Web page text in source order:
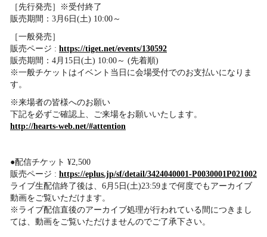
［先行発売］※受付終了
販売期間：3月6日(土) 10:00～
［一般発売］
販売ページ : https://tiget.net/events/130592
販売期間：4月15日(土) 10:00～ (先着順)
※一般チケットはイベント当日に会場受付でのお支払いになりま
す。
※来場者の皆様へのお願い
下記を必ずご確認上、ご来場をお願いいたします。
http://hearts-web.net/#attention
●配信チケット ¥2,500
販売ページ : https://eplus.jp/sf/detail/3424040001-P0030001P021002
ライブ生配信終了後は、6月5日(土)23:59まで何度でもアーカイブ
動画をご覧いただけます。
※ライブ配信直後のアーカイブ処理が行われている間につきまし
ては、動画をご覧いただけませんのでご了承下さい。